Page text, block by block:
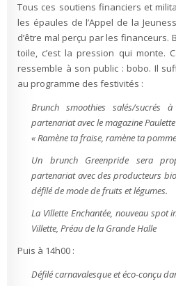
Tous ces soutiens financiers et
les épaules de l’Appel de la
d’être mal perçu par les financeurs.
toile, c’est la pression qui monte.
ressemble à son public : bobo. Il
au programme des festivités :
Brunch smoothies salés/sucrés
partenariat avec le magazine Paulette
« Ramène ta fraise, ramène ta
Un brunch Greenpride sera
partenariat avec des producteurs bio
défilé de mode de fruits et légumes.
La Villette Enchantée, nouveau spot
Villette, Préau de la Grande Halle
Puis à 14h00 :
Défilé carnavalesque et éco-conçu